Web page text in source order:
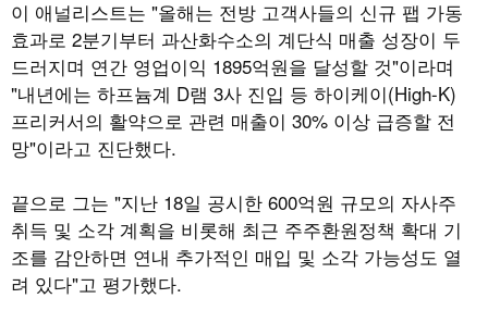
이 애널리스트는 "올해는 전방 고객사들의 신규 팹 가동
효과로 2분기부터 과산화수소의 계단식 매출 성장이 두
드러지며 연간 영업이익 1895억원을 달성할 것"이라며
"내년에는 하프늄계 D램 3사 진입 등 하이케이(High-K)
프리커서의 활약으로 관련 매출이 30% 이상 급증할 전
망"이라고 진단했다.
끝으로 그는 "지난 18일 공시한 600억원 규모의 자사주
취득 및 소각 계획을 비롯해 최근 주주환원정책 확대 기
조를 감안하면 연내 추가적인 매입 및 소각 가능성도 열
려 있다"고 평가했다.